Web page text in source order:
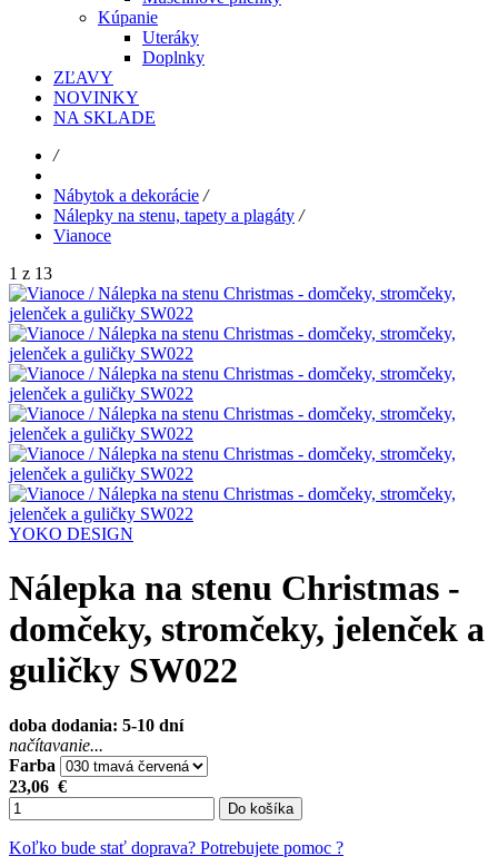
Kúpanie
Uteráky
Doplnky
ZĽAVY
NOVINKY
NA SKLADE
/
Nábytok a dekorácie /
Nálepky na stenu, tapety a plagáty /
Vianoce
1 z 13
YOKO DESIGN
Nálepka na stenu Christmas -
domčeky, stromčeky, jelenček a
guličky SW022
doba dodania: 5-10 dní
načítavanie...
Farba
23,06 €
Do košíka
Koľko bude stať doprava? Potrebujete pomoc ?